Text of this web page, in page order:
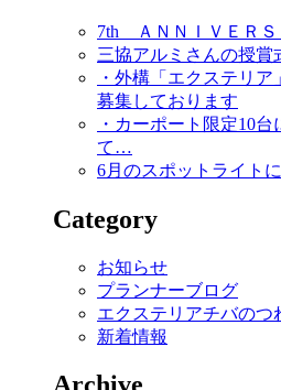
7th ＡＮＮＩＶＥＲＳ
三協アルミさんの授賞
・外構「エクステリ
募集しております
・カーポート限定10
て…
6月のスポットライト
Category
お知らせ
プランナーブログ
エクステリアチバのつ
新着情報